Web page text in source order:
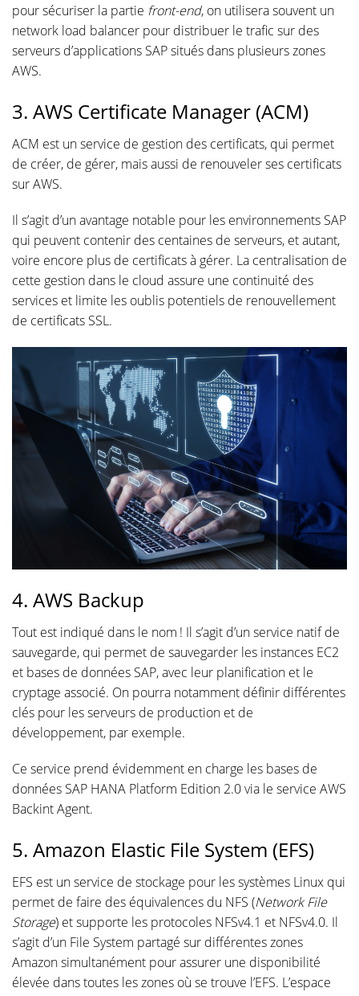
pour sécuriser la partie front-end, on utilisera souvent un
network load balancer pour distribuer le trafic sur des
serveurs d’applications SAP situés dans plusieurs zones
AWS.
3. AWS Certificate Manager (ACM)
ACM est un service de gestion des certificats, qui permet
de créer, de gérer, mais aussi de renouveler ses certificats
sur AWS.
Il s’agit d’un avantage notable pour les environnements SAP
qui peuvent contenir des centaines de serveurs, et autant,
voire encore plus de certificats à gérer. La centralisation de
cette gestion dans le cloud assure une continuité des
services et limite les oublis potentiels de renouvellement
de certificats SSL.
4. AWS Backup
Tout est indiqué dans le nom ! Il s’agit d’un service natif de
sauvegarde, qui permet de sauvegarder les instances EC2
et bases de données SAP, avec leur planification et le
cryptage associé. On pourra notamment définir différentes
clés pour les serveurs de production et de
développement, par exemple.
Ce service prend évidemment en charge les bases de
données SAP HANA Platform Edition 2.0 via le service AWS
Backint Agent.
5. Amazon Elastic File System (EFS)
EFS est un service de stockage pour les systèmes Linux qui
permet de faire des équivalences du NFS (Network File
Storage) et supporte les protocoles NFSv4.1 et NFSv4.0. Il
s’agit d’un File System partagé sur différentes zones
Amazon simultanément pour assurer une disponibilité
élevée dans toutes les zones où se trouve l’EFS. L’espace